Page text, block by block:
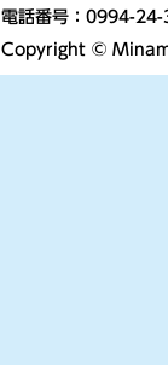
電話番号：0994-
Copyright ©